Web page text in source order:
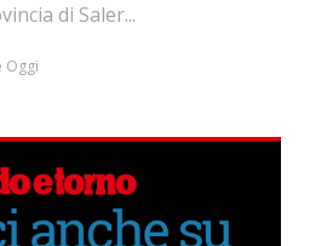
di Saler...
Oggi